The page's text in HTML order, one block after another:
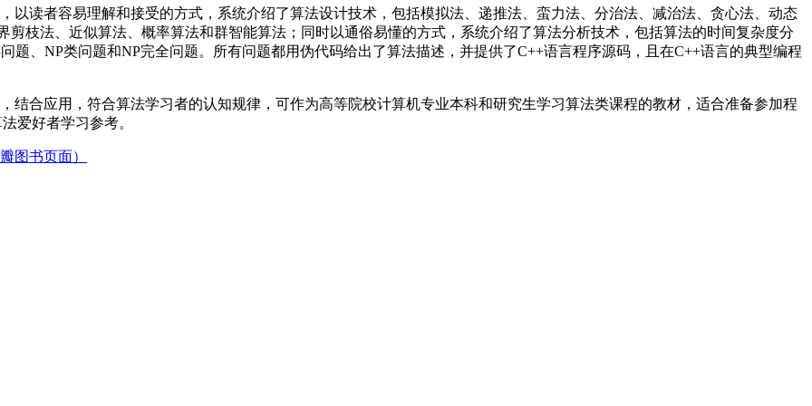
以读者容易理解和接受的方式，系统介绍了算法设计技术，包括模拟法、递推法、蛮力法、分治法、减治法、贪心法、动态
枝法、近似算法、概率算法和群智能算法；同时以通俗易懂的方式，系统介绍了算法分析技术，包括算法的时间复杂度分
题、NP类问题和NP完全问题。所有问题都用伪代码给出了算法描述，并提供了C++语言程序源码，且在C++语言的典型编程
结合应用，符合算法学习者的认知规律，可作为高等院校计算机专业本科和研究生学习算法类课程的教材，适合准备参加程
爱好者学习参考。
图书页面）